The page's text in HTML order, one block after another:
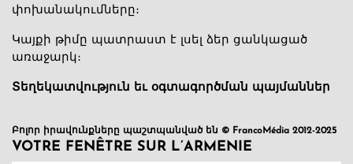
փոխանակումները։
Կայքի թիմը պատրաստ է լսել ձեր ցանկացած
առաջարկ։
Տեղեկատվություն եւ օգտագործման պայմաններ
Բոլոր իրավունքները պաշտպանված են © FrancoMédia 2012-2025
VOTRE FENÊTRE SUR L’ARMENIE